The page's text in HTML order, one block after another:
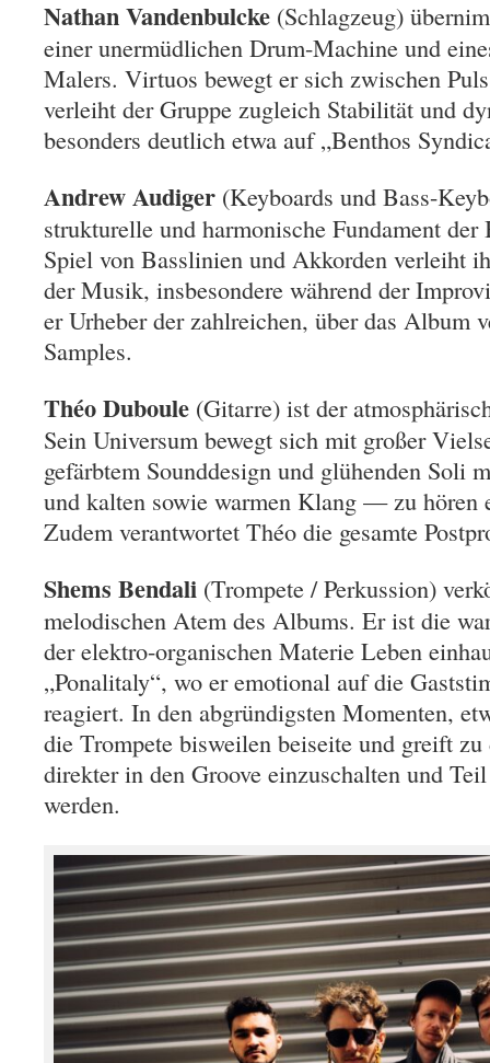
Nathan Vandenbulcke (Schlagzeug)
einer unermüdlichen Drum-Machine und
Malers. Virtuos bewegt er sich zwischen
verleiht der Gruppe zugleich Stabilität und
besonders deutlich etwa auf „Benthos
Andrew Audiger (Keyboards und Bass-
strukturelle und harmonische Fundament
Spiel von Basslinien und Akkorden verleiht
der Musik, insbesondere während der
er Urheber der zahlreichen, über das Album
Samples.
Théo Duboule (Gitarre) ist der
Sein Universum bewegt sich mit großer
gefärbtem Sounddesign und glühenden Soli
und kalten sowie warmen Klang — zu hören
Zudem verantwortet Théo die gesamte
Shems Bendali (Trompete / Perkussion)
melodischen Atem des Albums. Er ist die
der elektro-organischen Materie Leben
„Ponalitaly“, wo er emotional auf die
reagiert. In den abgründigsten Momenten,
die Trompete bisweilen beiseite und greift
direkter in den Groove einzuschalten und
werden.